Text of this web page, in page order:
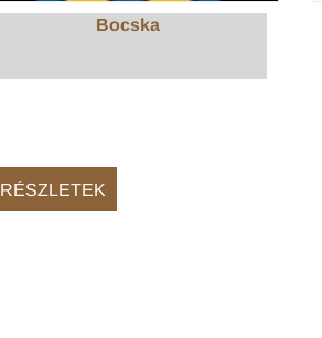
Bocska
RÉSZLETEK